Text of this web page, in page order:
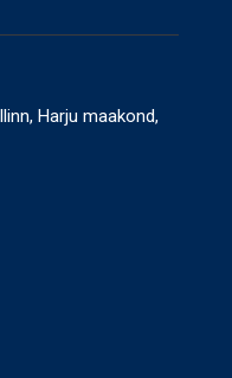
Harju maakond,